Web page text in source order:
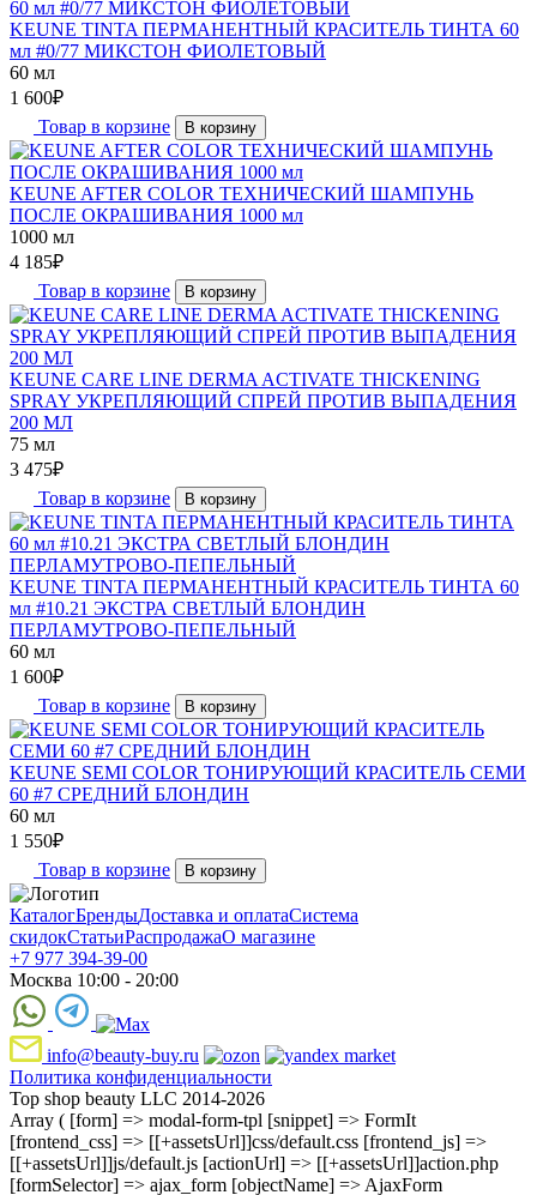
KEUNE TINTA ПЕРМАНЕНТНЫЙ КРАСИТЕЛЬ ТИНТА 60
мл #0/77 МИКСТОН ФИОЛЕТОВЫЙ
60 мл
1 600₽
Товар в корзине
В корзину
KEUNE AFTER COLOR ТЕХНИЧЕСКИЙ ШАМПУНЬ
ПОСЛЕ ОКРАШИВАНИЯ 1000 мл
1000 мл
4 185₽
Товар в корзине
В корзину
KEUNE CARE LINE DERMA ACTIVATE THICKENING
SPRAY УКРЕПЛЯЮЩИЙ СПРЕЙ ПРОТИВ ВЫПАДЕНИЯ
200 МЛ
75 мл
3 475₽
Товар в корзине
В корзину
KEUNE TINTA ПЕРМАНЕНТНЫЙ КРАСИТЕЛЬ ТИНТА 60
мл #10.21 ЭКСТРА СВЕТЛЫЙ БЛОНДИН
ПЕРЛАМУТРОВО-ПЕПЕЛЬНЫЙ
60 мл
1 600₽
Товар в корзине
В корзину
KEUNE SEMI COLOR ТОНИРУЮЩИЙ КРАСИТЕЛЬ СЕМИ
60 #7 СРЕДНИЙ БЛОНДИН
60 мл
1 550₽
Товар в корзине
В корзину
КаталогБрендыДоставка и оплатаСистема
скидокСтатьиРаспродажаО магазине
+7 977 394-39-00
Москва 10:00 - 20:00
info@beauty-buy.ru
Политика конфиденциальности
Top shop beauty LLC 2014-2026
Array ( [form] => modal-form-tpl [snippet] => FormIt
[frontend_css] => [[+assetsUrl]]css/default.css [frontend_js] =>
[[+assetsUrl]]js/default.js [actionUrl] => [[+assetsUrl]]action.php
[formSelector] => ajax_form [objectName] => AjaxForm